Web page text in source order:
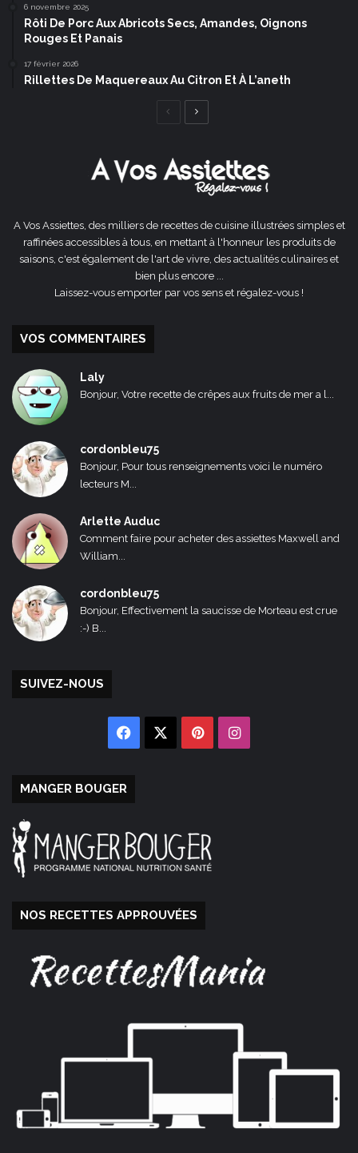
6 novembre 2025
Rôti De Porc Aux Abricots Secs, Amandes, Oignons
Rouges Et Panais
17 février 2026
Rillettes De Maquereaux Au Citron Et À L’aneth
Page
A Vos Assiettes, des milliers de recettes de cuisine illustrées simples et
raffinées accessibles à tous, en mettant à l'honneur les produits de
saisons, c'est également de l'art de vivre, des actualités culinaires et
bien plus encore ...
Laissez-vous emporter par vos sens et régalez-vous !
VOS COMMENTAIRES
Laly
Bonjour, Votre recette de crêpes aux fruits de mer a l...
cordonbleu75
Bonjour, Pour tous renseignements voici le numéro
lecteurs M...
Arlette Auduc
Comment faire pour acheter des assiettes Maxwell and
William...
cordonbleu75
Bonjour, Effectivement la saucisse de Morteau est crue
:-) B...
SUIVEZ-NOUS
Facebook PinterestInstagram
MANGER BOUGER
NOS RECETTES APPROUVÉES